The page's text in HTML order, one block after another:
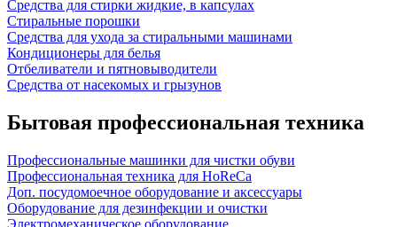
Средства для стирки жидкие, в капсулах
Стиральные порошки
Средства для ухода за стиральными машинами
Кондиционеры для белья
Отбеливатели и пятновыводители
Средства от насекомых и грызунов
Бытовая профессиональная техника
Профессиональные машинки для чистки обуви
Профессиональная техника для HoReCa
Доп. посудомоечное оборудование и аксессуары
Оборудование для дезинфекции и очистки